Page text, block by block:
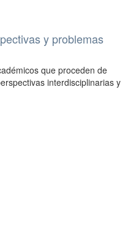
y problemas
que proceden de
interdisciplinarias y